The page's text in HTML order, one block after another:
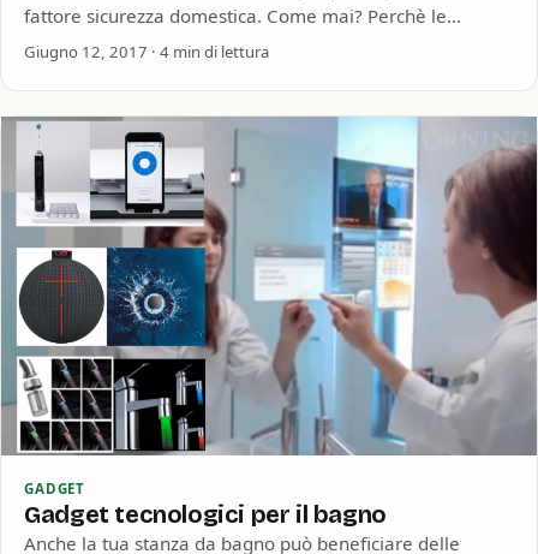
fattore sicurezza domestica. Come mai? Perchè le
giornate si fanno più lunghe e…
Giugno 12, 2017 · 4 min di lettura
GADGET
Gadget tecnologici per il bagno
Anche la tua stanza da bagno può beneficiare delle